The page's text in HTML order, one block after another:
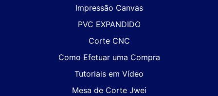
Impressão Canvas
PVC EXPANDIDO
Corte CNC
Como Efetuar uma Compra
Tutoriais em Vídeo
Mesa de Corte Jwei